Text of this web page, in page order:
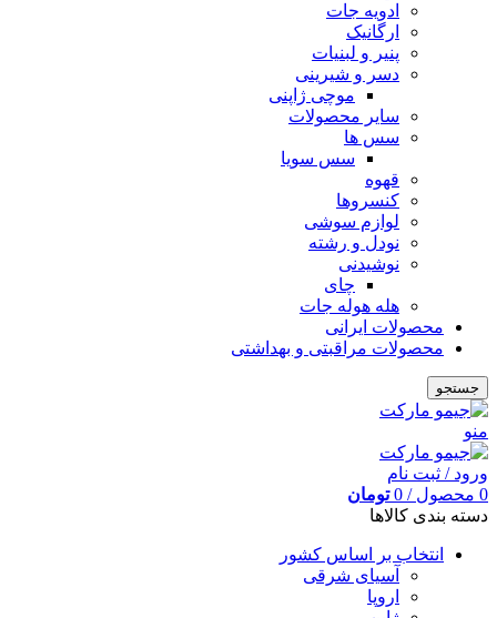
ادویه جات
ارگانیک
پنیر و لبنیات
دسر و شیرینی
موچی ژاپنی
سایر محصولات
سس ها
سس سویا
قهوه
کنسروها
لوازم سوشی
نودل و رشته
نوشیدنی
چای
هله هوله جات
محصولات ایرانی
محصولات مراقبتی و بهداشتی
جستجو
منو
ورود / ثبت نام
0 محصول /
0 تومان
دسته بندی کالاها
انتخاب بر اساس کشور
آسیای شرقی
اروپا